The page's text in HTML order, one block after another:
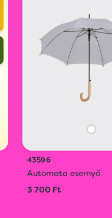
43596
Automata esernyő
3 700 Ft